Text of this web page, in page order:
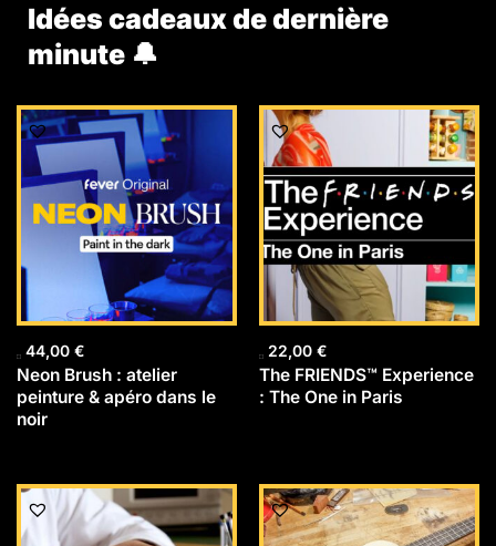
Idées cadeaux de dernière
minute 🔔
44,00 €
Neon Brush : atelier
peinture & apéro dans le
noir
22,00 €
The FRIENDS™ Experience
: The One in Paris